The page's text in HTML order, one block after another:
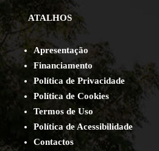
ATALHOS
Apresentação
Financiamento
Política de Privacidade
Política de Cookies
Termos de Uso
Política de Acessibilidade
Contactos